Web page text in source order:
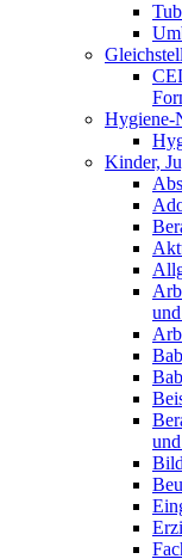
Hygiene-
Kinder,